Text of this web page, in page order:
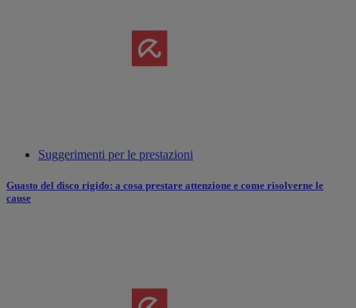
Suggerimenti per le prestazioni
Guasto del disco rigido: a cosa prestare attenzione e come risolverne le
cause